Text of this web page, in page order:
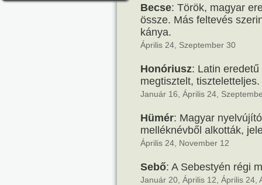
Becse: Török, magyar
össze. Más feltevés
kánya.
Április 24, Szeptember 30
Honóriusz: Latin
megtisztelt, tiszteletteljes.
Január 16, Április 24,
Hümér: Magyar
melléknévből alkották,
Április 24, November 12
Sebő: A Sebestyén régi
Január 20, Április 12, Április 24,